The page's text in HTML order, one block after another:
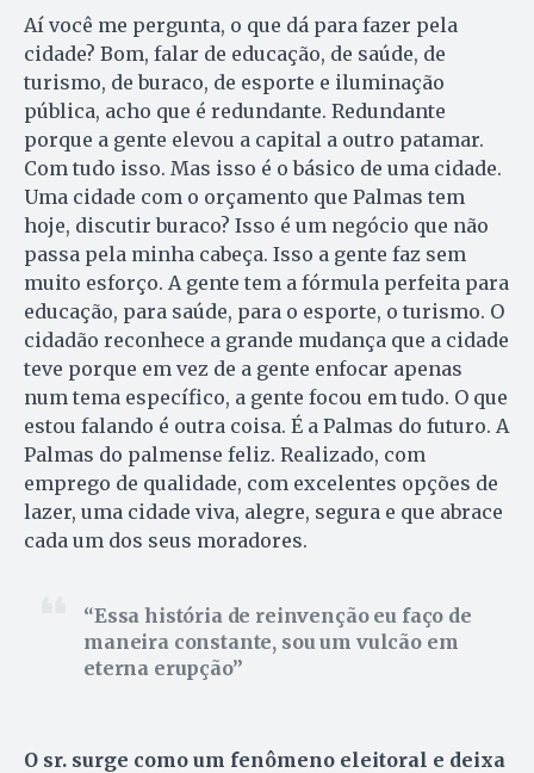
Aí você me pergunta, o que dá para fazer pela
cidade? Bom, falar de educação, de saúde, de
turismo, de buraco, de esporte e iluminação
pública, acho que é redundante. Redundante
porque a gente elevou a capital a outro patamar.
Com tudo isso. Mas isso é o básico de uma cidade.
Uma cidade com o orçamento que Palmas tem
hoje, discutir buraco? Isso é um negócio que não
passa pela minha cabeça. Isso a gente faz sem
muito esforço. A gente tem a fórmula perfeita para
educação, para saúde, para o esporte, o turismo. O
cidadão reconhece a grande mudança que a cidade
teve porque em vez de a gente enfocar apenas
num tema específico, a gente focou em tudo. O que
estou falando é outra coisa. É a Palmas do futuro. A
Palmas do palmense feliz. Realizado, com
emprego de qualidade, com excelentes opções de
lazer, uma cidade viva, alegre, segura e que abrace
cada um dos seus moradores.
Essa história de reinvenção eu faço de
maneira constante, sou um vulcão em
eterna erupção
O sr. surge como um fenômeno eleitoral e deixa